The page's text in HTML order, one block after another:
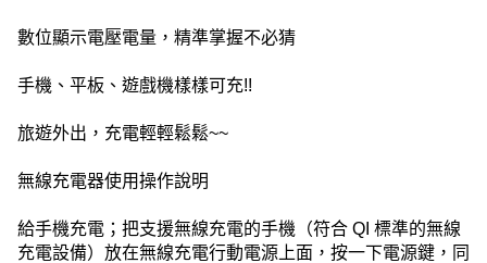
數位顯示電壓電量，精準掌握不必猜
手機、平板、遊戲機樣樣可充!!
旅遊外出，充電輕輕鬆鬆~~
無線充電器使用操作說明
給手機充電；把支援無線充電的手機（符合 QI 標準的無線
充電設備）放在無線充電行動電源上面，按一下電源鍵，同